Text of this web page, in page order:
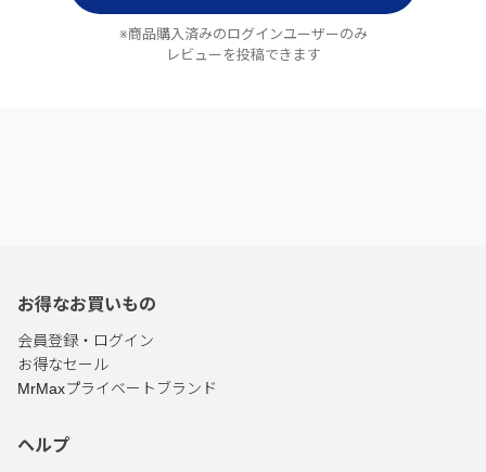
※商品購入済みのログインユーザーのみ
レビューを投稿できます
お得なお買いもの
会員登録・ログイン
お得なセール
MrMaxプライベートブランド
ヘルプ